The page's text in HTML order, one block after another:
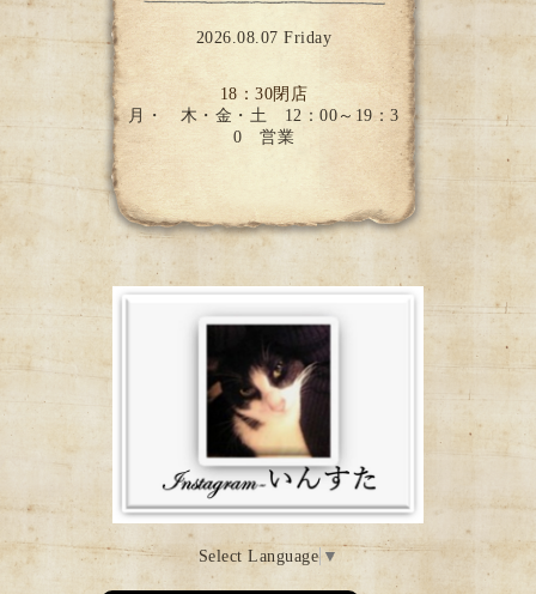
2026.08.07 Friday
18：30閉店
月・ 木・金・土 12：00～19：3
0 営業
Select Language ▼